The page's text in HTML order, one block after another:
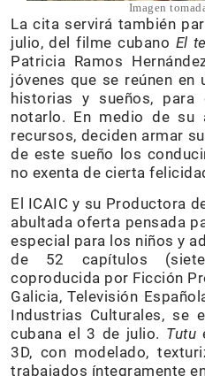
Imagen
La cita servirá también
julio, del filme cubano El
Patricia Ramos
jóvenes que se reúnen en
historias y sueños,
notarlo. En medio de su
recursos, deciden armar
de este sueño los
no exenta de cierta
El ICAIC y su Productora
abultada oferta pensada
especial para los niños y
de 52 capítulos
coproducida por Ficción
Galicia, Televisión
Industrias Culturales, se
cubana el 3 de julio. Tutu
3D, con modelado,
trabajados íntegramente